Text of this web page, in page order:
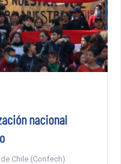
nacional
Chile (Confech)